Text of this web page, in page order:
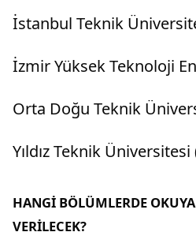
İstanbul Teknik
İzmir Yüksek Teknoloji
Orta Doğu Teknik
Yıldız Teknik Üniversitesi
HANGİ BÖLÜMLERDE
VERİLECEK?